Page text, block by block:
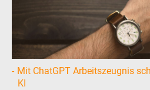
Mit ChatGPT Arbeitszeugnis
KI